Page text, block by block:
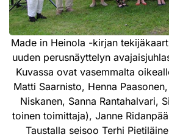
Made in Heinola -kirjan
uuden perusnäyttelyn
Kuvassa ovat vasemmalta
Matti Saarnisto, Henna
Niskanen, Sanna Rantahalvari,
toinen toimittaja), Janne
Taustalla seisoo Terhi